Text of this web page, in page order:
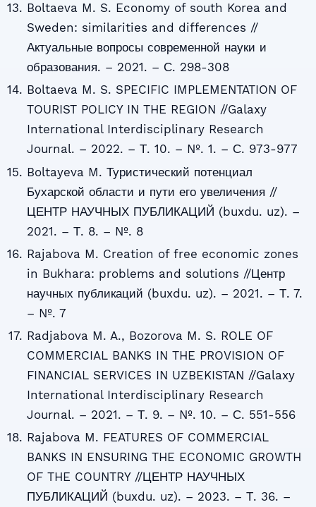
Boltaeva M. S. Economy of south Korea and
Sweden: similarities and differences //
Актуальные вопросы современной науки и
образования. – 2021. – С. 298-308
Boltaeva M. S. SPECIFIC IMPLEMENTATION OF
TOURIST POLICY IN THE REGION //Galaxy
International Interdisciplinary Research
Journal. – 2022. – Т. 10. – №. 1. – С. 973-977
Boltayeva M. Туристический потенциал
Бухарской области и пути его увеличения //
ЦЕНТР НАУЧНЫХ ПУБЛИКАЦИЙ (buxdu. uz). –
2021. – Т. 8. – №. 8
Rajabova M. Creation of free economic zones
in Bukhara: problems and solutions //Центр
научных публикаций (buxdu. uz). – 2021. – Т. 7.
– №. 7
Radjabova M. A., Bozorova M. S. ROLE OF
COMMERCIAL BANKS IN THE PROVISION OF
FINANCIAL SERVICES IN UZBEKISTAN //Galaxy
International Interdisciplinary Research
Journal. – 2021. – Т. 9. – №. 10. – С. 551-556
Rajabova M. FEATURES OF COMMERCIAL
BANKS IN ENSURING THE ECONOMIC GROWTH
OF THE COUNTRY //ЦЕНТР НАУЧНЫХ
ПУБЛИКАЦИЙ (buxdu. uz). – 2023. – Т. 36. –